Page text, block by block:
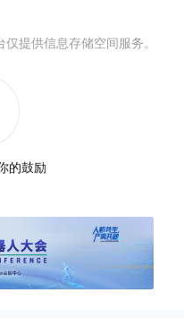
提供信息存储空间服务。
的鼓励